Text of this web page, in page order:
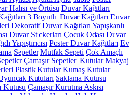
Halısı ve Örtüsü Duvar Kağıtları
3 Boyutlu Duvar Kağıtları Duvar
Dekoratif Duvar Kağıtları Yapışkanlı
Duvar Stickerları Çocuk Odası Duvar
Yapıştırıcısı Poster Duvar Kağıtları Ev
Sepetler Mutfak Sepeti Çok Amaçlı
Çamaşır Sepetleri Kutular Makyaj
Plastik Kutular Kumaş Kutular
Kutuları Saklama Kutusu
Kutusu Çamaşır Kurutma Askısı